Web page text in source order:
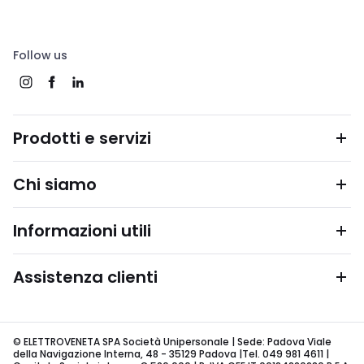
Follow us
Prodotti e servizi
Chi siamo
Informazioni utili
Assistenza clienti
© ELETTROVENETA SPA Società Unipersonale | Sede: Padova Viale
della Navigazione Interna, 48 - 35129 Padova |Tel. 049 981 4611 |